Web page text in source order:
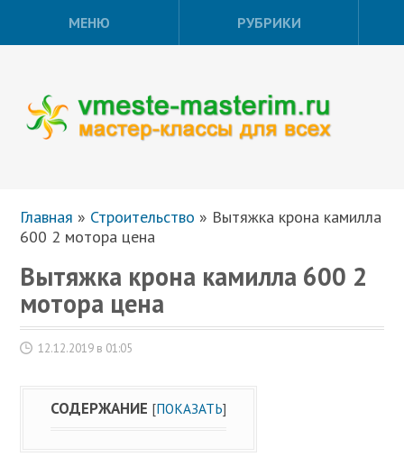
МЕНЮ РУБРИКИ
Главная » Строительство » Вытяжка крона камилла
600 2 мотора цена
Вытяжка крона камилла 600 2
мотора цена
12.12.2019 в 01:05
СОДЕРЖАНИЕ [ПОКАЗАТЬ]